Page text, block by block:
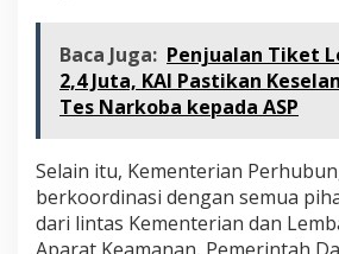
Baca Juga: Penjualan Tiket
2,4 Juta, KAI Pastikan
Tes Narkoba kepada ASP
Selain itu, Kementerian
berkoordinasi dengan semua
dari lintas Kementerian dan